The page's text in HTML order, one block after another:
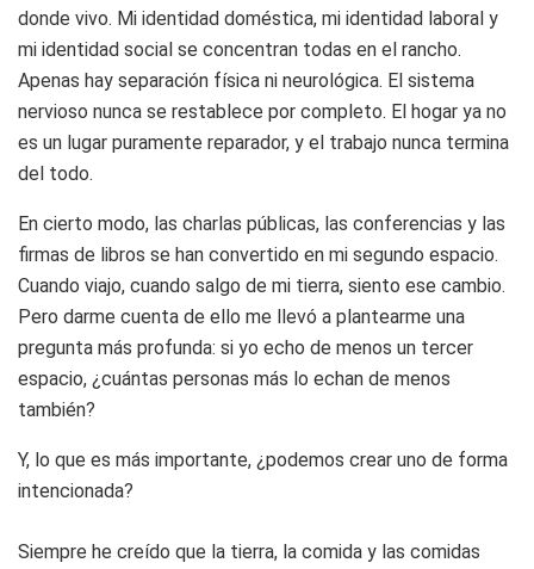
donde vivo. Mi identidad doméstica, mi identidad laboral y
mi identidad social se concentran todas en el rancho.
Apenas hay separación física ni neurológica. El sistema
nervioso nunca se restablece por completo. El hogar ya no
es un lugar puramente reparador, y el trabajo nunca termina
del todo.
En cierto modo, las charlas públicas, las conferencias y las
firmas de libros se han convertido en mi segundo espacio.
Cuando viajo, cuando salgo de mi tierra, siento ese cambio.
Pero darme cuenta de ello me llevó a plantearme una
pregunta más profunda: si yo echo de menos un tercer
espacio, ¿cuántas personas más lo echan de menos
también?
Y, lo que es más importante, ¿podemos crear uno de forma
intencionada?
Siempre he creído que la tierra, la comida y las comidas